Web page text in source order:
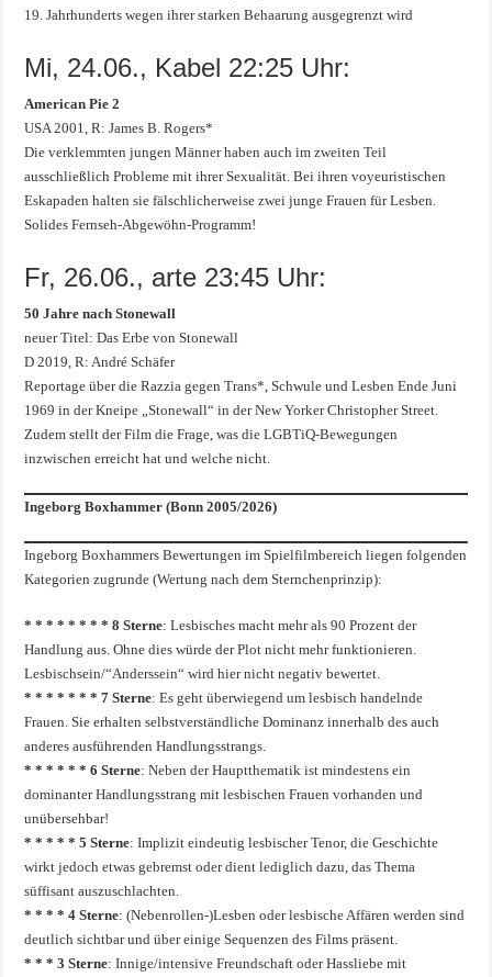
19. Jahrhunderts wegen ihrer starken Behaarung ausgegrenzt wird
Mi, 24.06., Kabel 22:25 Uhr:
American Pie 2
USA 2001, R: James B. Rogers*
Die verklemmten jungen Männer haben auch im zweiten Teil
ausschließlich Probleme mit ihrer Sexualität. Bei ihren voyeuristischen
Eskapaden halten sie fälschlicherweise zwei junge Frauen für Lesben.
Solides Fernseh-Abgewöhn-Programm!
Fr, 26.06., arte 23:45 Uhr:
50 Jahre nach Stonewall
neuer Titel: Das Erbe von Stonewall
D 2019, R: André Schäfer
Reportage über die Razzia gegen Trans*, Schwule und Lesben Ende Juni
1969 in der Kneipe „Stonewall“ in der New Yorker Christopher Street.
Zudem stellt der Film die Frage, was die LGBTiQ-Bewegungen
inzwischen erreicht hat und welche nicht.
Ingeborg Boxhammer (Bonn 2005/2026)
Ingeborg Boxhammers Bewertungen im Spielfilmbereich liegen folgenden
Kategorien zugrunde (Wertung nach dem Sternchenprinzip):
* * * * * * * * 8 Sterne: Lesbisches macht mehr als 90 Prozent der
Handlung aus. Ohne dies würde der Plot nicht mehr funktionieren.
Lesbischsein/“Anderssein“ wird hier nicht negativ bewertet.
* * * * * * * 7 Sterne: Es geht überwiegend um lesbisch handelnde
Frauen. Sie erhalten selbstverständliche Dominanz innerhalb des auch
anderes ausführenden Handlungsstrangs.
* * * * * * 6 Sterne: Neben der Hauptthematik ist mindestens ein
dominanter Handlungsstrang mit lesbischen Frauen vorhanden und
unübersehbar!
* * * * * 5 Sterne: Implizit eindeutig lesbischer Tenor, die Geschichte
wirkt jedoch etwas gebremst oder dient lediglich dazu, das Thema
süffisant auszuschlachten.
* * * * 4 Sterne: (Nebenrollen-)Lesben oder lesbische Affären werden sind
deutlich sichtbar und über einige Sequenzen des Films präsent.
* * * 3 Sterne: Innige/intensive Freundschaft oder Hassliebe mit